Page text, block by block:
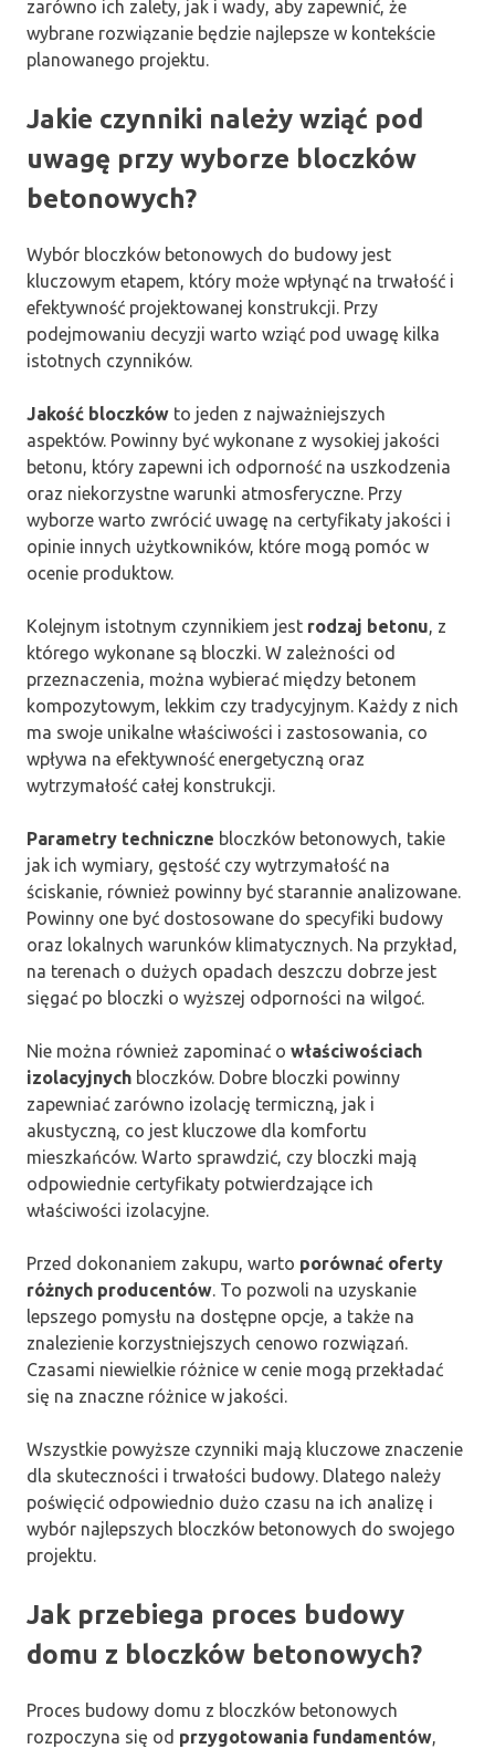
zarówno ich zalety, jak i wady, aby zapewnić, że
wybrane rozwiązanie będzie najlepsze w kontekście
planowanego projektu.
Jakie czynniki należy wziąć pod
uwagę przy wyborze bloczków
betonowych?
Wybór bloczków betonowych do budowy jest
kluczowym etapem, który może wpłynąć na trwałość i
efektywność projektowanej konstrukcji. Przy
podejmowaniu decyzji warto wziąć pod uwagę kilka
istotnych czynników.
Jakość bloczków to jeden z najważniejszych
aspektów. Powinny być wykonane z wysokiej jakości
betonu, który zapewni ich odporność na uszkodzenia
oraz niekorzystne warunki atmosferyczne. Przy
wyborze warto zwrócić uwagę na certyfikaty jakości i
opinie innych użytkowników, które mogą pomóc w
ocenie produktow.
Kolejnym istotnym czynnikiem jest rodzaj betonu, z
którego wykonane są bloczki. W zależności od
przeznaczenia, można wybierać między betonem
kompozytowym, lekkim czy tradycyjnym. Każdy z nich
ma swoje unikalne właściwości i zastosowania, co
wpływa na efektywność energetyczną oraz
wytrzymałość całej konstrukcji.
Parametry techniczne bloczków betonowych, takie
jak ich wymiary, gęstość czy wytrzymałość na
ściskanie, również powinny być starannie analizowane.
Powinny one być dostosowane do specyfiki budowy
oraz lokalnych warunków klimatycznych. Na przykład,
na terenach o dużych opadach deszczu dobrze jest
sięgać po bloczki o wyższej odporności na wilgoć.
Nie można również zapominać o właściwościach
izolacyjnych bloczków. Dobre bloczki powinny
zapewniać zarówno izolację termiczną, jak i
akustyczną, co jest kluczowe dla komfortu
mieszkańców. Warto sprawdzić, czy bloczki mają
odpowiednie certyfikaty potwierdzające ich
właściwości izolacyjne.
Przed dokonaniem zakupu, warto porównać oferty
różnych producentów. To pozwoli na uzyskanie
lepszego pomysłu na dostępne opcje, a także na
znalezienie korzystniejszych cenowo rozwiązań.
Czasami niewielkie różnice w cenie mogą przekładać
się na znaczne różnice w jakości.
Wszystkie powyższe czynniki mają kluczowe znaczenie
dla skuteczności i trwałości budowy. Dlatego należy
poświęcić odpowiednio dużo czasu na ich analizę i
wybór najlepszych bloczków betonowych do swojego
projektu.
Jak przebiega proces budowy
domu z bloczków betonowych?
Proces budowy domu z bloczków betonowych
rozpoczyna się od przygotowania fundamentów,